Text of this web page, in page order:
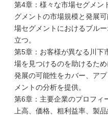
第4章：様々な市場セグメン
グメントの市場規模と発展
場セグメントにおけるブル
立つ。
第5章：お客様が異なる川下
場を見つけるのを助けるた
発展の可能性をカバー、ア
メントの分析を提供。
第6章：主要企業のプロフィ
上高、価格、粗利益率、製